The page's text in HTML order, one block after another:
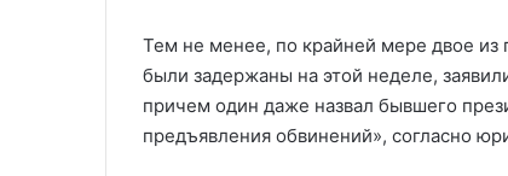
Тем не менее, по крайней мере двое из
были задержаны на этой неделе,
причем один даже назвал бывшего
предъявления обвинений», согласно